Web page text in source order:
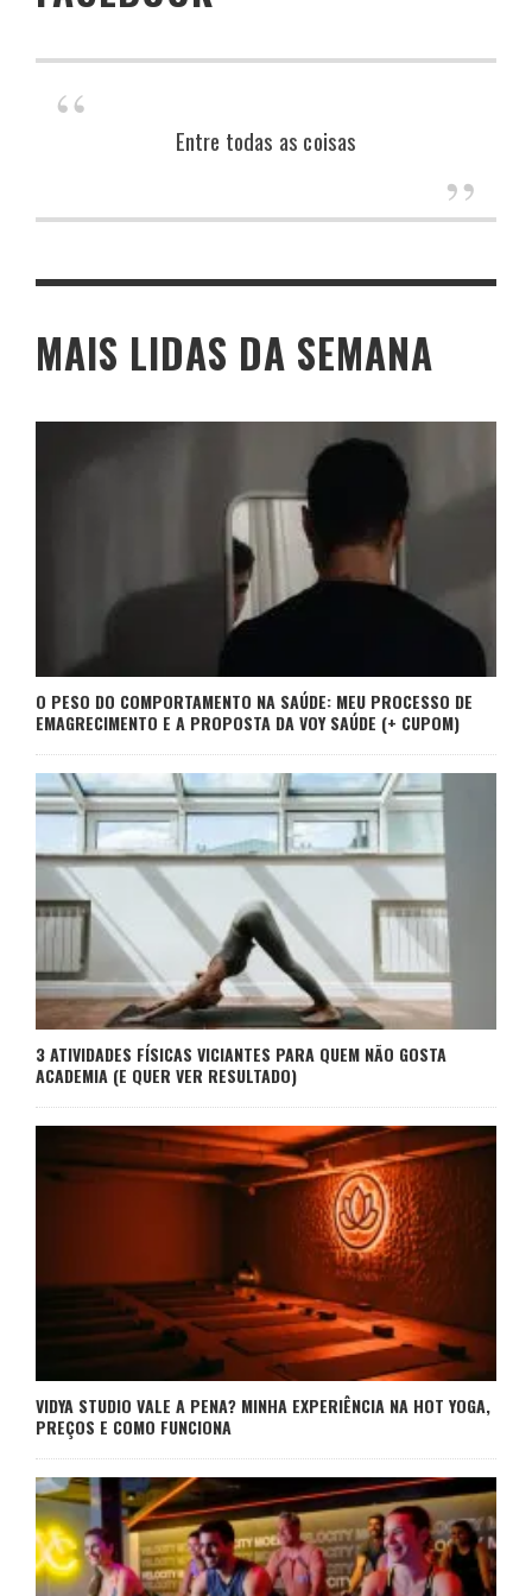
Entre todas as coisas
MAIS LIDAS DA SEMANA
O PESO DO COMPORTAMENTO NA SAÚDE: MEU PROCESSO DE
EMAGRECIMENTO E A PROPOSTA DA VOY SAÚDE (+ CUPOM)
3 ATIVIDADES FÍSICAS VICIANTES PARA QUEM NÃO GOSTA
ACADEMIA (E QUER VER RESULTADO)
VIDYA STUDIO VALE A PENA? MINHA EXPERIÊNCIA NA HOT YOGA,
PREÇOS E COMO FUNCIONA